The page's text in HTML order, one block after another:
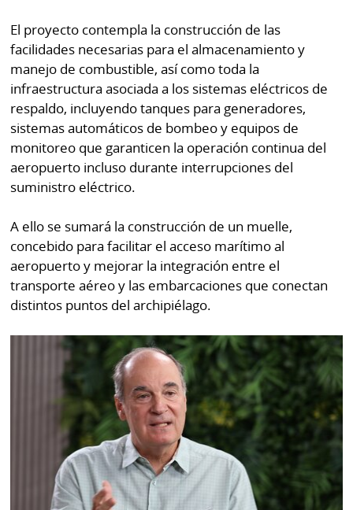
El proyecto contempla la construcción de las
facilidades necesarias para el almacenamiento y
manejo de combustible, así como toda la
infraestructura asociada a los sistemas eléctricos de
respaldo, incluyendo tanques para generadores,
sistemas automáticos de bombeo y equipos de
monitoreo que garanticen la operación continua del
aeropuerto incluso durante interrupciones del
suministro eléctrico.
A ello se sumará la construcción de un muelle,
concebido para facilitar el acceso marítimo al
aeropuerto y mejorar la integración entre el
transporte aéreo y las embarcaciones que conectan
distintos puntos del archipiélago.